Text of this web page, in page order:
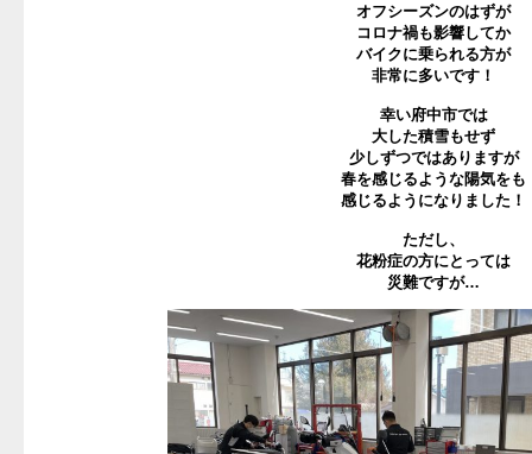
オフシーズンのはずが
コロナ禍も影響してか
バイクに乗られる方が
非常に多いです！
幸い府中市では
大した積雪もせず
少しずつではありますが
春を感じるような陽気をも
感じるようになりました！
ただし、
花粉症の方にとっては
災難ですが…